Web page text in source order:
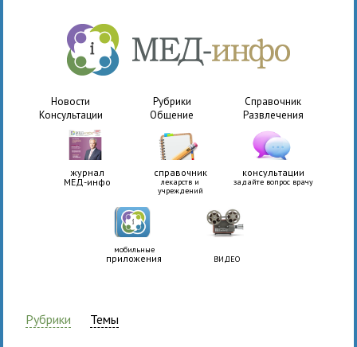
Новости Рубрики
Справочник
Консультации
Общение Развлечения
журнал
МЕД-инфо
справочник
лекарств и
учреждений
консультации
задайте вопрос врачу
мобильные
приложения ВИДЕО
Рубрики Темы